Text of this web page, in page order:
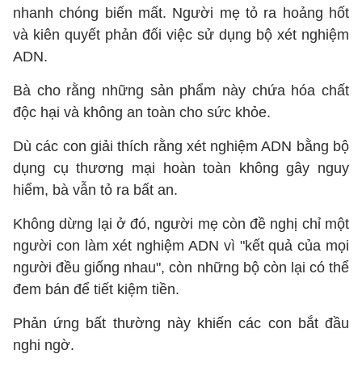
nhanh chóng biến mất. Người mẹ tỏ ra hoảng hốt
và kiên quyết phản đối việc sử dụng bộ xét nghiệm
ADN.
Bà cho rằng những sản phẩm này chứa hóa chất
độc hại và không an toàn cho sức khỏe.
Dù các con giải thích rằng xét nghiệm ADN bằng bộ
dụng cụ thương mại hoàn toàn không gây nguy
hiểm, bà vẫn tỏ ra bất an.
Không dừng lại ở đó, người mẹ còn đề nghị chỉ một
người con làm xét nghiệm ADN vì "kết quả của mọi
người đều giống nhau", còn những bộ còn lại có thể
đem bán để tiết kiệm tiền.
Phản ứng bất thường này khiến các con bắt đầu
nghi ngờ.